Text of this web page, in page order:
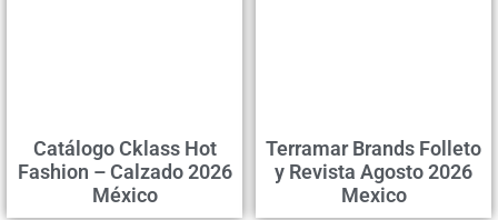
Catálogo Cklass Hot
Fashion – Calzado 2026
México
Terramar Brands Folleto
y Revista Agosto 2026
Mexico